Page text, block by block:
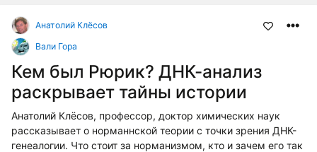
Анатолий Клёсов
Вали Гора
Кем был Рюрик? ДНК-анализ
раскрывает тайны истории
Анатолий Клёсов, профессор, доктор химических наук
рассказывает о норманнской теории с точки зрения ДНК-
генеалогии. Что стоит за норманизмом, кто и зачем его так